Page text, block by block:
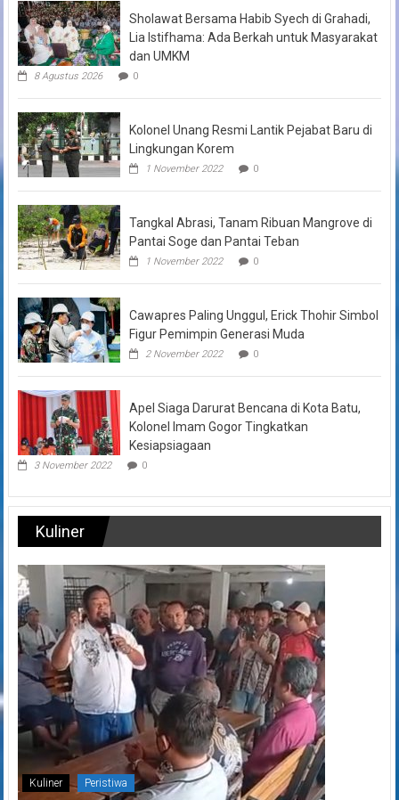
Sholawat Bersama Habib Syech di Grahadi,
Lia Istifhama: Ada Berkah untuk Masyarakat
dan UMKM
8 Agustus 2026 0
Kolonel Unang Resmi Lantik Pejabat Baru di
Lingkungan Korem
1 November 2022 0
Tangkal Abrasi, Tanam Ribuan Mangrove di
Pantai Soge dan Pantai Teban
1 November 2022 0
Cawapres Paling Unggul, Erick Thohir Simbol
Figur Pemimpin Generasi Muda
2 November 2022 0
Apel Siaga Darurat Bencana di Kota Batu,
Kolonel Imam Gogor Tingkatkan
Kesiapsiagaan
3 November 2022 0
Kuliner
Kuliner Peristiwa